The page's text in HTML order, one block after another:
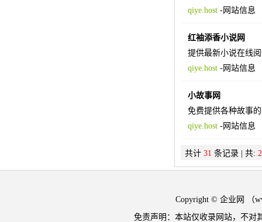
qiye.host-网站信息
红袖添香小说网
提供最新小说在线
qiye.host-网站信息
小故事网
免费提供各种故事
qiye.host-网站信息
共计 31 条记录 | 共: 2
Copyright © 企业网 （
免责声明：本站仅收录网站，不对